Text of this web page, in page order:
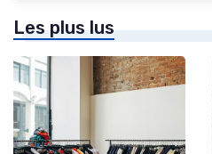
Les plus lus